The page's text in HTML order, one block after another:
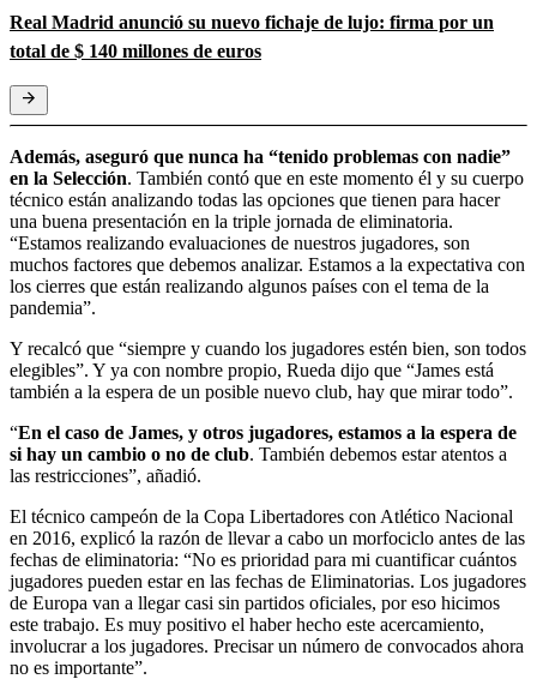
Real Madrid anunció su nuevo fichaje de lujo: firma por un
total de $ 140 millones de euros
Además, aseguró que nunca ha “tenido problemas con nadie”
en la Selección. También contó que en este momento él y su cuerpo
técnico están analizando todas las opciones que tienen para hacer
una buena presentación en la triple jornada de eliminatoria.
“Estamos realizando evaluaciones de nuestros jugadores, son
muchos factores que debemos analizar. Estamos a la expectativa con
los cierres que están realizando algunos países con el tema de la
pandemia”.
Y recalcó que “siempre y cuando los jugadores estén bien, son todos
elegibles”. Y ya con nombre propio, Rueda dijo que “James está
también a la espera de un posible nuevo club, hay que mirar todo”.
“En el caso de James, y otros jugadores, estamos a la espera de
si hay un cambio o no de club. También debemos estar atentos a
las restricciones”, añadió.
El técnico campeón de la Copa Libertadores con Atlético Nacional
en 2016, explicó la razón de llevar a cabo un morfociclo antes de las
fechas de eliminatoria: “No es prioridad para mi cuantificar cuántos
jugadores pueden estar en las fechas de Eliminatorias. Los jugadores
de Europa van a llegar casi sin partidos oficiales, por eso hicimos
este trabajo. Es muy positivo el haber hecho este acercamiento,
involucrar a los jugadores. Precisar un número de convocados ahora
no es importante”.